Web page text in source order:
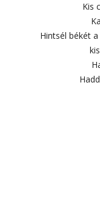
Kis
Hintsél békét